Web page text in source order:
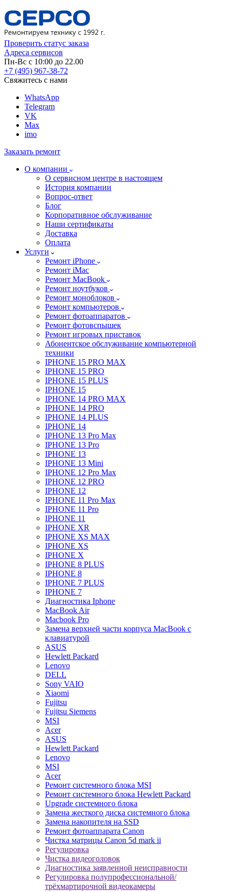
Проверить статус заказа
Адреса сервисов
Пн-Вс с 10:00 до 22.00
+7 (495) 967-38-72
Свяжитесь с нами
WhatsApp
Telegram
VK
Max
imo
Заказать ремонт
О компании
О сервисном центре в настоящем
История компании
Вопрос-ответ
Блог
Корпоративное обслуживание
Наши сертификаты
Доставка
Оплата
Услуги
Ремонт iPhone
Ремонт iMac
Ремонт MacBook
Ремонт ноутбуков
Ремонт моноблоков
Ремонт компьютеров
Ремонт фотоаппаратов
Ремонт фотовспышек
Ремонт игровых приставок
Абонентское обслуживание компьютерной
техники
IPHONE 15 PRO MAX
IPHONE 15 PRO
IPHONE 15 PLUS
IPHONE 15
IPHONE 14 PRO MAX
IPHONE 14 PRO
IPHONE 14 PLUS
IPHONE 14
IPHONE 13 Pro Max
IPHONE 13 Pro
IPHONE 13
IPHONE 13 Mini
IPHONE 12 Pro Max
IPHONE 12 PRO
IPHONE 12
IPHONE 11 Pro Max
IPHONE 11 Pro
IPHONE 11
IPHONE XR
IPHONE XS MAX
IPHONE XS
IPHONE X
IPHONE 8 PLUS
IPHONE 8
IPHONE 7 PLUS
IPHONE 7
Диагностика Iphone
MacBook Air
Macbook Pro
Замена верхней части корпуса MacBook с
клавиатурой
ASUS
Hewlett Packard
Lenovo
DELL
Sony VAIO
Xiaomi
Fujitsu
Fujitsu Siemens
MSI
Acer
ASUS
Hewlett Packard
Lenovo
MSI
Acer
Ремонт системного блока MSI
Ремонт системного блока Hewlett Packard
Upgrade системного блока
Замена жесткого диска системного блока
Замена накопителя на SSD
Ремонт фотоаппарата Canon
Чистка матрицы Canon 5d mark ii
Регулировка
Чистка видеоголовок
Диагностика заявленной неисправности
Регулировка полупрофессиональной/
трёхмартирочной видеокамеры